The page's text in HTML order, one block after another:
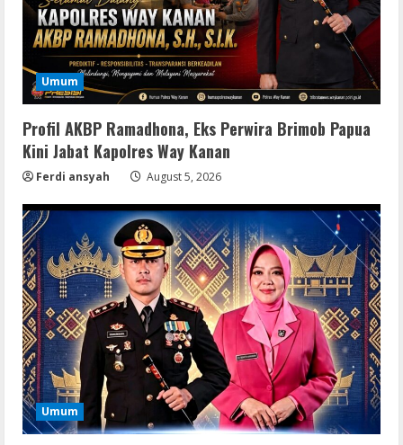
Umum
Profil AKBP Ramadhona, Eks Perwira Brimob Papua
Kini Jabat Kapolres Way Kanan
Ferdi ansyah August 5, 2026
Umum